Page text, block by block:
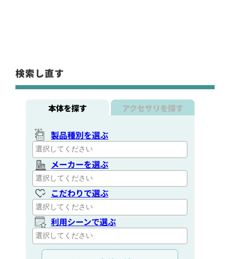
検索し直す
本体を探す アクセサリを探す
製品種別を選ぶ
メーカーを選ぶ
こだわりで選ぶ
利用シーンで選ぶ
通信距離を選ぶ